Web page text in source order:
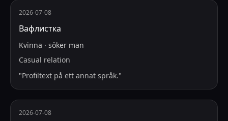
2026-07-08
Вафлистка
Kvinna · söker man
Casual relation
"Profiltext på ett annat språk."
2026-07-08